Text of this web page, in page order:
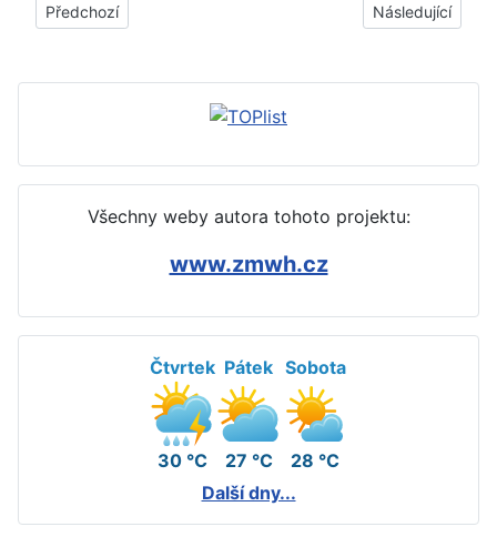
Předchozí článek: ► Jak se staví most ve výšce pomocí
Předchozí Další článek: ►
Následující
Všechny weby autora tohoto projektu:
www.zmwh.cz
Čtvrtek
30 °C
Pátek
27 °C
Sobota
28 °C
Další dny...